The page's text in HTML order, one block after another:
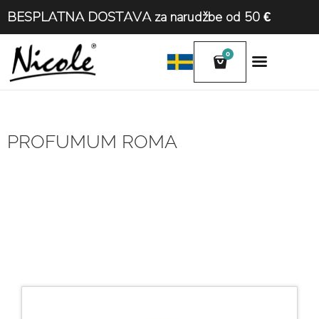
BESPLATNA DOSTAVA za narudžbe od 50 €
0
PROFUMUM ROMA